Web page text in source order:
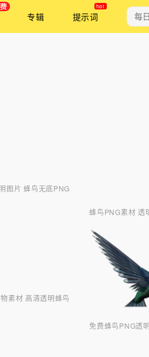
专辑 提示词
图片 蜂鸟无底PNG
素材 高清透明蜂鸟
蜂鸟PNG素材 透
免费蜂鸟PNG透